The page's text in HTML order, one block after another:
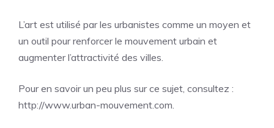
L’art est utilisé par les urbanistes comme un moyen et
un outil pour renforcer le mouvement urbain et
augmenter l’attractivité des villes.
Pour en savoir un peu plus sur ce sujet, consultez :
http://www.urban-mouvement.com.